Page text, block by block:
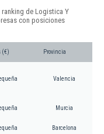
de Logistica Y
con posiciones
(€) Provincia
Valencia
Murcia
Barcelona